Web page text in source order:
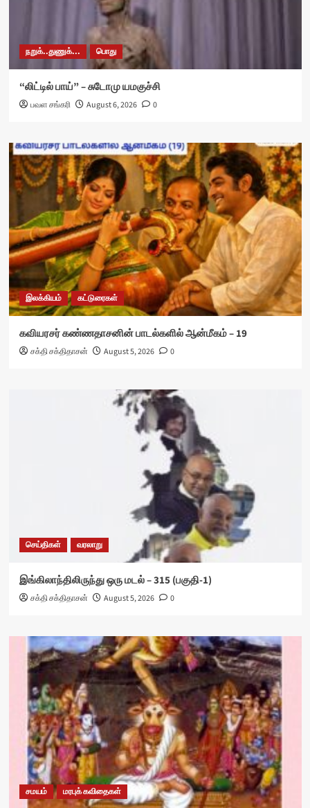
நறுக்..துணுக்... பொது
“லிட்டில் பாய்” – சுடோமு யமகுச்சி
பவள சங்கரி August 6, 2026 0
இலக்கியம் கட்டுரைகள்
கவியரசர் கண்ணதாசனின் பாடல்களில் ஆன்மீகம் – 19
சக்தி சக்திதாசன் August 5, 2026 0
செய்திகள் வரலாறு
இங்கிலாந்திலிருந்து ஒரு மடல் – 315 (பகுதி-1)
சக்தி சக்திதாசன் August 5, 2026 0
சமயம் மரபுக் கவிதைகள்